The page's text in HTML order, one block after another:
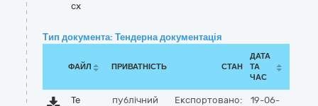
cx
Тип документа: Тендерна документація
ФАЙЛ ПРИВАТНІСТЬ СТАН
ДАТА
ТА
ЧАС
Те
публічний Експортовано:
19-06-